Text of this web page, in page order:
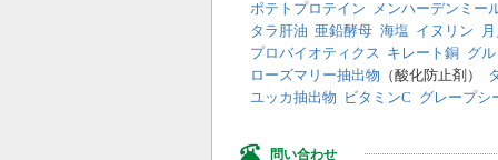
穀類 コーン 大豆
植物性
タンパ
ク
ポテトプロテイン
メンハーデンミー
タラ肝油 亜鉛酵母 海塩 イヌリン
プロバイオティクス キレート銅
グ
ローズマリー抽出物 （酸化防止剤）
ユッカ抽出物
ビタミンC グレープシ
問い合わせ